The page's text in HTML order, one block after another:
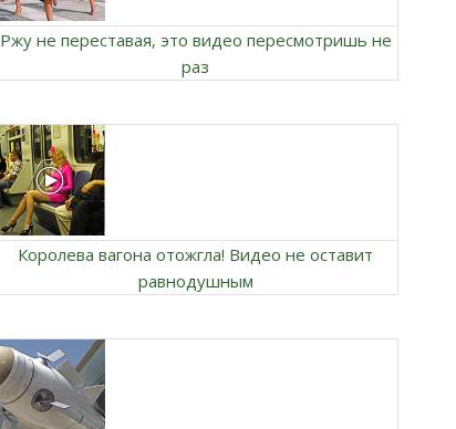
Ржу не переставая, это видео пересмотришь не
раз
Королева вагона отожгла! Видео не оставит
равнодушным